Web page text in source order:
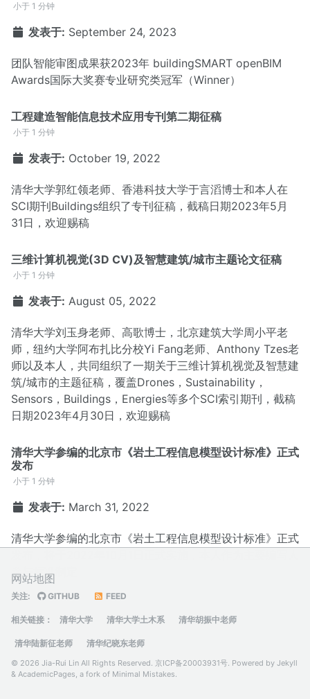
小于 1 分钟
发表于: September 24, 2023
团队智能审图成果获2023年 buildingSMART openBIM
Awards国际大奖赛专业研究类冠军（Winner）
工程建造智能信息技术应用专刊第二期征稿
小于 1 分钟
发表于: October 19, 2022
清华大学郭红领老师、香港科技大学于言滔博士和本人在
SCI期刊Buildings组织了专刊征稿，截稿日期2023年5月
31日，欢迎赐稿
三维计算机视觉(3D CV)及智慧建筑/城市主题论文征稿
小于 1 分钟
发表于: August 05, 2022
清华大学刘玉身老师、高歌博士，北京建筑大学周小平老
师，纽约大学阿布扎比分校Yi Fang老师、Anthony Tzes老
师以及本人，共同组织了一期关于三维计算机视觉及智慧建
筑/城市的主题征稿，覆盖Drones，Sustainability，
Sensors，Buildings，Energies等多个SCI索引期刊，截稿
日期2023年4月30日，欢迎赐稿
清华大学参编的北京市《岩土工程信息模型设计标准》正式
发布
小于 1 分钟
发表于: March 31, 2022
清华大学参编的北京市《岩土工程信息模型设计标准》正式
参与标准制定
网站地图
关注: GITHUB FEED
相关链接： 清华大学 清华大学土木系 清华胡振中老师
清华陆新征老师 清华纪晓东老师
© 2026 Jia-Rui Lin All Rights Reserved. 京ICP备20003931号. Powered by Jekyll
& AcademicPages, a fork of Minimal Mistakes.